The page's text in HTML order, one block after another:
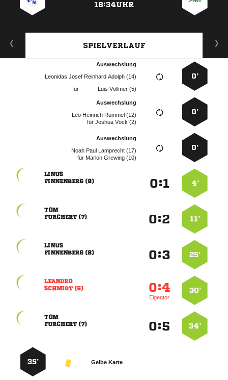
18:34UHR
SPIELVERLAUF
0’
Auswechslung
    
für
  
0’
Auswechslung
   
für  
0’
Auswechslung
   
für   
4’
:

 
11’
:

 
25’
:

 
30’
:
Eigentor

 
34’
:

 
Gelbe Karte
35’